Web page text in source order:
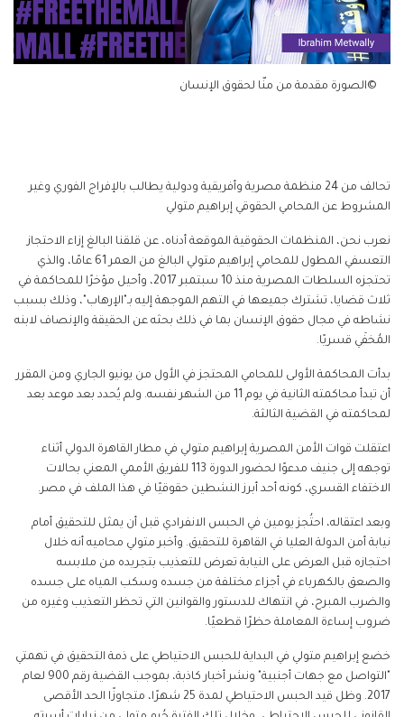
©الصورة مقدمة من منّا لحقوق الإنسان
تحالف من 24 منظمة مصرية وأفريقية ودولية يطالب بالإفراج الفوري وغير
المشروط عن المحامي الحقوقي إبراهيم متولي
نعرب نحن، المنظمات الحقوقية الموقعة أدناه، عن قلقنا البالغ إزاء الاحتجاز
التعسفي المطول للمحامي إبراهيم متولي البالغ من العمر 61 عامًا، والذي
تحتجزه السلطات المصرية منذ 10 سبتمبر 2017، وأحيل مؤخرًا للمحاكمة في
ثلاث قضايا، تشترك جميعها في التهم الموجهة إليه بـ"الإرهاب"، وذلك بسبب
نشاطه في مجال حقوق الإنسان بما في ذلك بحثه عن الحقيقة والإنصاف لابنه
المُخفَي قسريًا.
بدأت المحاكمة الأولى للمحامي المحتجز في الأول من يونيو الجاري ومن المقرر
أن تبدأ محاكمته الثانية في يوم 11 من الشهر نفسه. ولم يُحدد بعد موعد بعد
لمحاكمته في القضية الثالثة.
اعتقلت قوات الأمن المصرية إبراهيم متولي في مطار القاهرة الدولي أثناء
توجهه إلى جنيف مدعوًا لحضور الدورة 113 للفريق الأممي المعني بحالات
الاختفاء القسري، كونه أحد أبرز النشطين حقوقيًا في هذا الملف في مصر.
وبعد اعتقاله، احتُجز يومين في الحبس الانفرادي قبل أن يمثل للتحقيق أمام
نيابة أمن الدولة العليا في القاهرة للتحقيق. وأخبر متولي محاميه أنه خلال
احتجازه قبل العرض على النيابة تعرض للتعذيب بتجريده من ملابسه
والصعق بالكهرباء في أجزاء مختلفة من جسده وسكب المياه على جسده
والضرب المبرح، في انتهاك للدستور والقوانين التي تحظر التعذيب وغيره من
ضروب إساءة المعاملة حظرًا قطعيًا.
خضع إبراهيم متولي في البداية للحبس الاحتياطي على ذمة التحقيق في تهمتي
"التواصل مع جهات أجنبية" ونشر أخبار كاذبة، بموجب القضية رقم 900 لعام
2017. وظل قيد الحبس الاحتياطي لمدة 25 شهرًا، متجاوزًا الحد الأقصى